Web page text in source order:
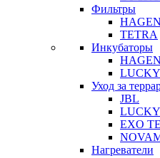
Фильтры
HAGEN
TETRA
Инкубаторы
HAGEN
Уход за
JBL
EXO
Нагреватели